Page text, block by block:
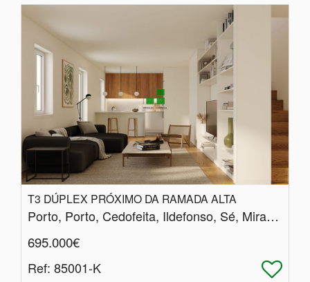
T3 DÚPLEX PRÓXIMO DA RAMADA ALTA
Porto, Porto, Cedofeita, Ildefonso, Sé, Miragaia, Nicolau, Vitória
695.000€
Ref: 85001-K